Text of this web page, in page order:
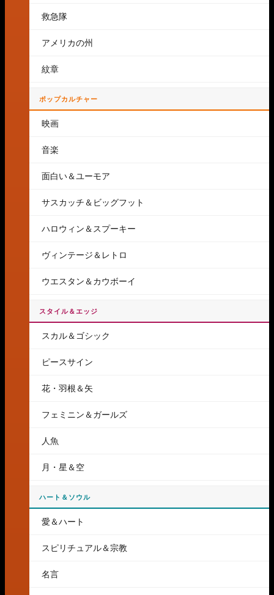
救急隊
アメリカの州
紋章
ポップカルチャー
映画
音楽
面白い＆ユーモア
サスカッチ＆ビッグフット
ハロウィン＆スプーキー
ヴィンテージ＆レトロ
ウエスタン＆カウボーイ
スタイル＆エッジ
スカル＆ゴシック
ピースサイン
花・羽根＆矢
フェミニン＆ガールズ
人魚
月・星＆空
ハート＆ソウル
愛＆ハート
スピリチュアル＆宗教
名言